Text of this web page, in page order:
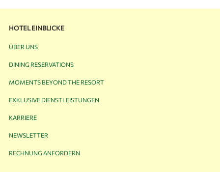
HOTEL EINBLICKE
ÜBER UNS
DINING RESERVATIONS
MOMENTS BEYOND THE RESORT
EXKLUSIVE DIENSTLEISTUNGEN
KARRIERE
NEWSLETTER
RECHNUNG ANFORDERN